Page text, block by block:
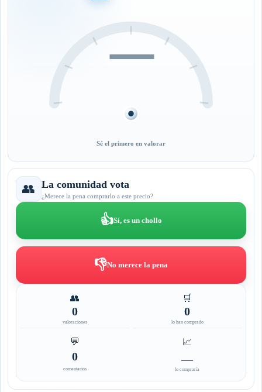
—
Sé el primero en valorar
👥 La comunidad vota
¿Merece la pena comprarlo a este precio?
👍Sí, es un chollo
👎No merece la pena
👥
0
valoraciones
🛒
0
lo han comprado
💬
0
comentarios
📈
—
lo compraría